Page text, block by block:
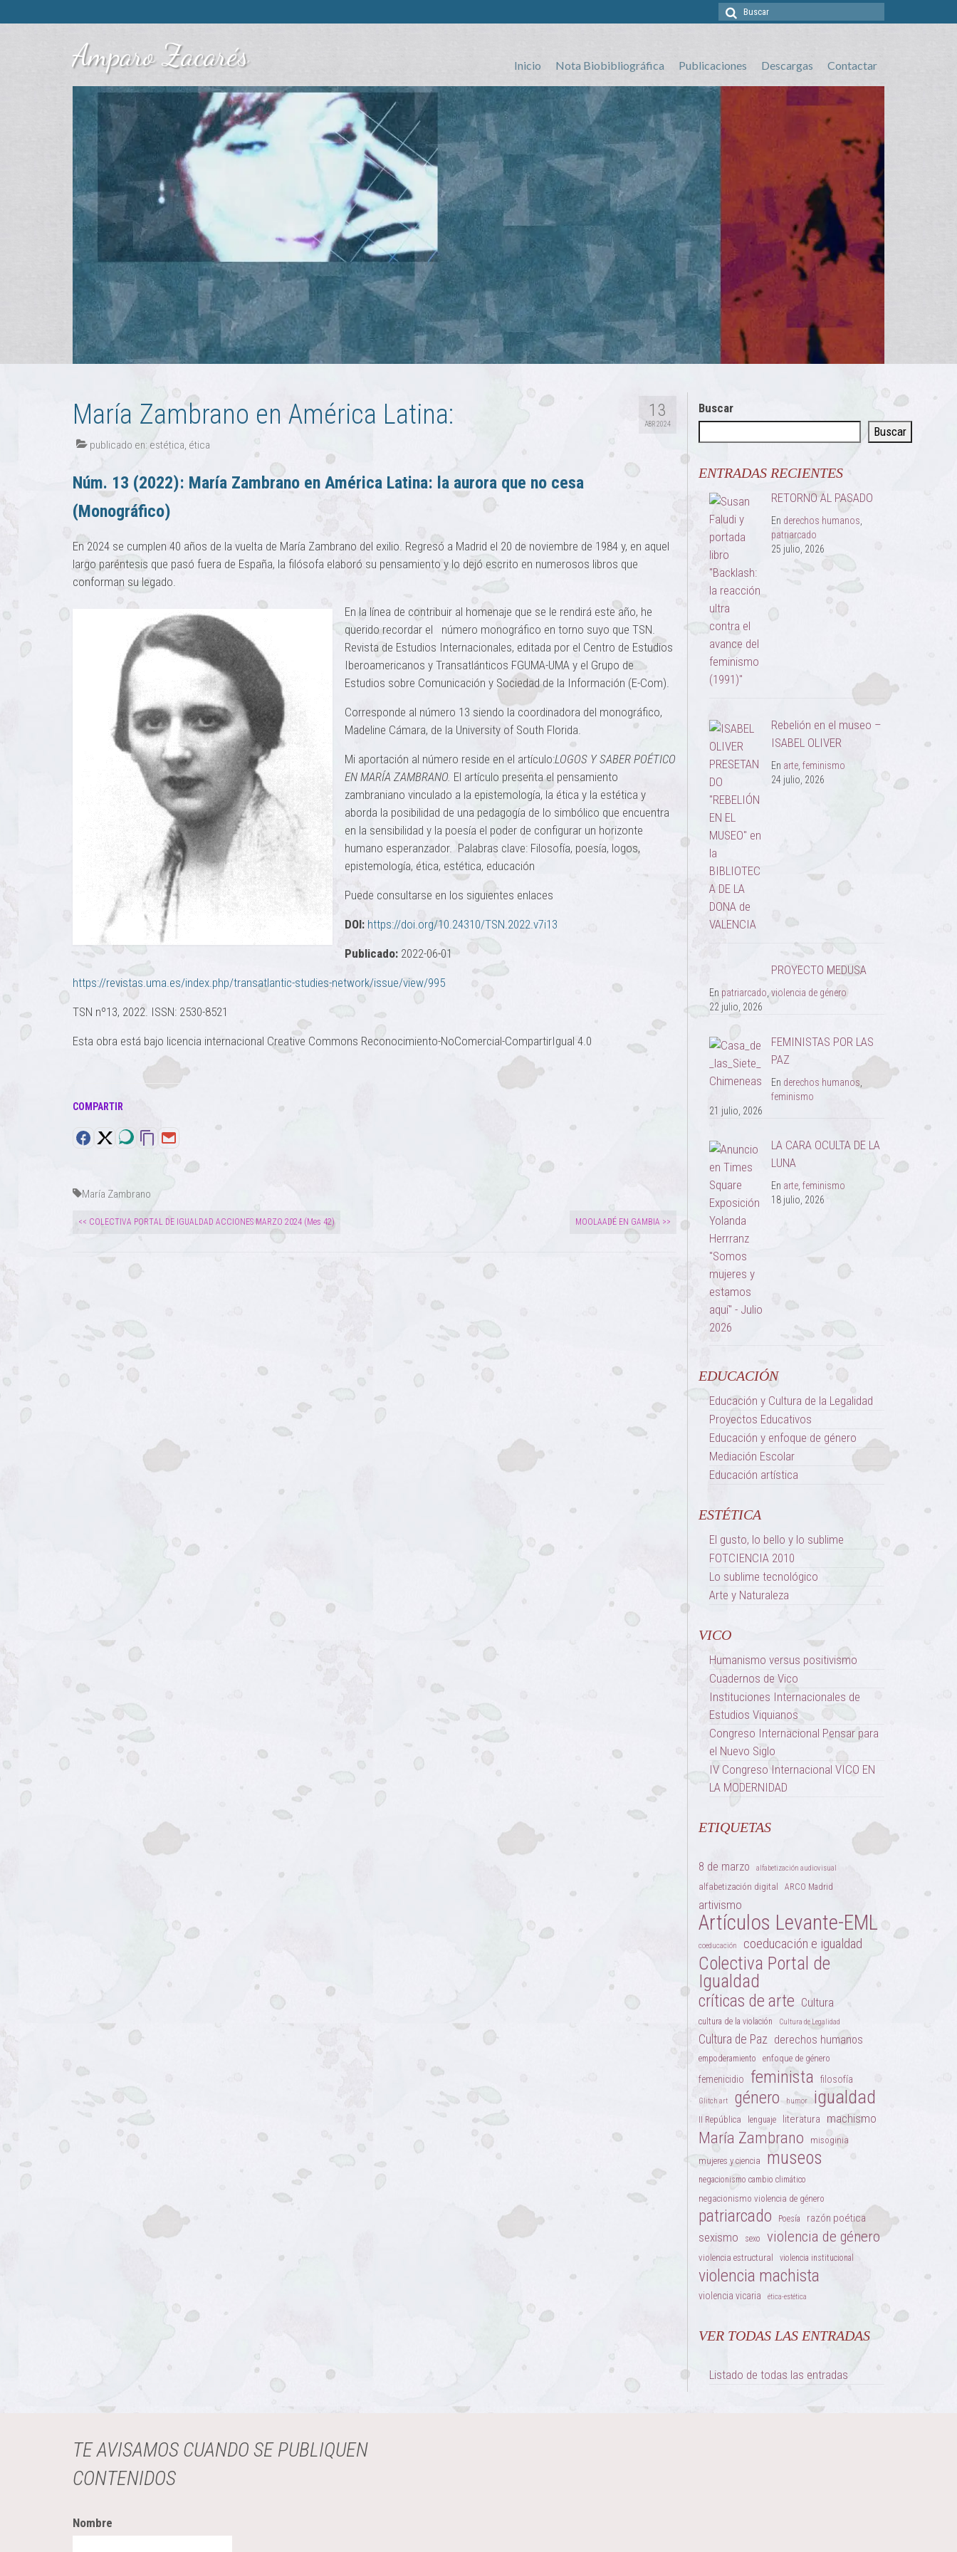
Buscar
Amparo Zacarés Inicio Nota Biobibliográfica Publicaciones Descargas Contactar
13
ABR 2024
María Zambrano en América Latina:
publicado en: estética, ética
Núm. 13 (2022): María Zambrano en América Latina: la aurora que no cesa
(Monográfico)
En 2024 se cumplen 40 años de la vuelta de María Zambrano del exilio. Regresó a Madrid el 20 de noviembre de 1984 y, en aquel
largo paréntesis que pasó fuera de España, la filósofa elaboró su pensamiento y lo dejó escrito en numerosos libros que
conforman su legado.
En la línea de contribuir al homenaje que se le rendirá este año, he
querido recordar el número monográfico en torno suyo que TSN.
Revista de Estudios Internacionales, editada por el Centro de Estudios
Iberoamericanos y Transatlánticos FGUMA-UMA y el Grupo de
Estudios sobre Comunicación y Sociedad de la Información (E-Com).
Corresponde al número 13 siendo la coordinadora del monográfico,
Madeline Cámara, de la University of South Florida.
Mi aportación al número reside en el artículo:LOGOS Y SABER POÉTICO
EN MARÍA ZAMBRANO. El artículo presenta el pensamiento
zambraniano vinculado a la epistemología, la ética y la estética y
aborda la posibilidad de una pedagogía de lo simbólico que encuentra
en la sensibilidad y la poesía el poder de configurar un horizonte
humano esperanzador. Palabras clave: Filosofía, poesía, logos,
epistemología, ética, estética, educación
Puede consultarse en los siguientes enlaces
DOI: https://doi.org/10.24310/TSN.2022.v7i13
Publicado: 2022-06-01
https://revistas.uma.es/index.php/transatlantic-studies-network/issue/view/995
TSN nº13, 2022. ISSN: 2530-8521
Esta obra está bajo licencia internacional Creative Commons Reconocimiento-NoComercial-CompartirIgual 4.0
COMPARTIR
María Zambrano
<< COLECTIVA PORTAL DE IGUALDAD ACCIONES MARZO 2024 (Mes 42) MOOLAADÉ EN GAMBIA >>
Buscar
Buscar
ENTRADAS RECIENTES
RETORNO AL PASADO
En derechos humanos
patriarcado
25 julio, 2026
Rebelión en el museo –
ISABEL OLIVER
En arte ,feminismo
24 julio, 2026
PROYECTO MEDUSA
En patriarcado,violencia de género
22 julio, 2026
FEMINISTAS POR LAS
PAZ
En derechos humanos
feminismo
21 julio, 2026
LA CARA OCULTA DE LA
LUNA
En arte,feminismo
18 julio, 2026
EDUCACIÓN
Educación y Cultura de la Legalidad
Proyectos Educativos
Educación y enfoque de género
Mediación Escolar
Educación artística
ESTÉTICA
El gusto, lo bello y lo sublime
FOTCIENCIA 2010
Lo sublime tecnológico
Arte y Naturaleza
VICO
Humanismo versus positivismo
Cuadernos de Vico
Instituciones Internacionales de
Estudios Viquianos
Congreso Internacional Pensar para
el Nuevo Siglo
IV Congreso Internacional VICO EN
LA MODERNIDAD
ETIQUETAS
8 de marzo alfabetización audiovisual
alfabetización digital ARCO Madrid
artivismo
Artículos Levante-EML
coeducación coeducación e igualdad
Colectiva Portal de
Igualdad
críticas de arte Cultura
cultura de la violación Cultura de Legalidad
Cultura de Paz derechos humanos
empoderamiento enfoque de género
femenicidio feminista filosofía
Glitch art género humor igualdad
II República lenguaje literatura machismo
María Zambrano
misoginia
mujeres y ciencia
museos
negacionismo cambio climático
negacionismo violencia de género
patriarcado Poesía razón poética
sexismo sexo violencia de género
violencia estructural violencia institucional
violencia machista
violencia vicaria ética-estética
VER TODAS LAS ENTRADAS
Listado de todas las entradas
TE AVISAMOS CUANDO SE PUBLIQUEN
CONTENIDOS
Nombre